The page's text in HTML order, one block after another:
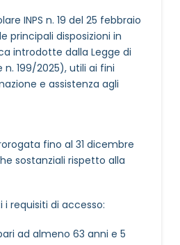
INPS n. 19 del 25 febbraio
principali disposizioni in
introdotte dalla Legge di
199/2025), utili ai fini
e assistenza agli
fino al 31 dicembre
sostanziali rispetto alla
requisiti di accesso:
ad almeno 63 anni e 5